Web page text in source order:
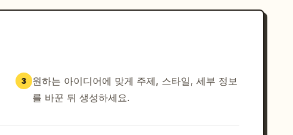
3
원하는 아이디어에 맞게 주제, 스타일, 세부 정보
를 바꾼 뒤 생성하세요.